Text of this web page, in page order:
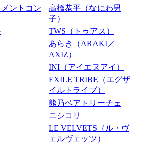
ントコン
高橋恭平（なにわ男
子）
TWS（トゥアス）
あらき（ARAKI／
AXIZ）
INI（アイエヌアイ）
EXILE TRIBE（エグザ
イルトライブ）
熊乃ベアトリーチェ
ニシコリ
LE VELVETS（ル・ヴ
ェルヴェッツ）